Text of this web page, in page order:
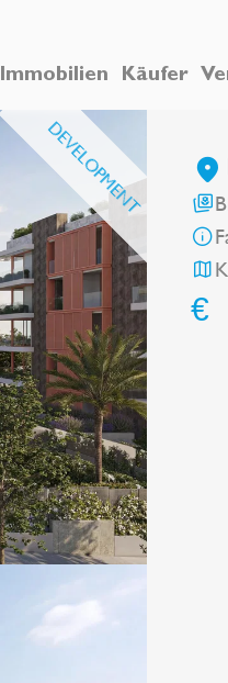
Immobilien Käufer
DEVELOPMENT
€